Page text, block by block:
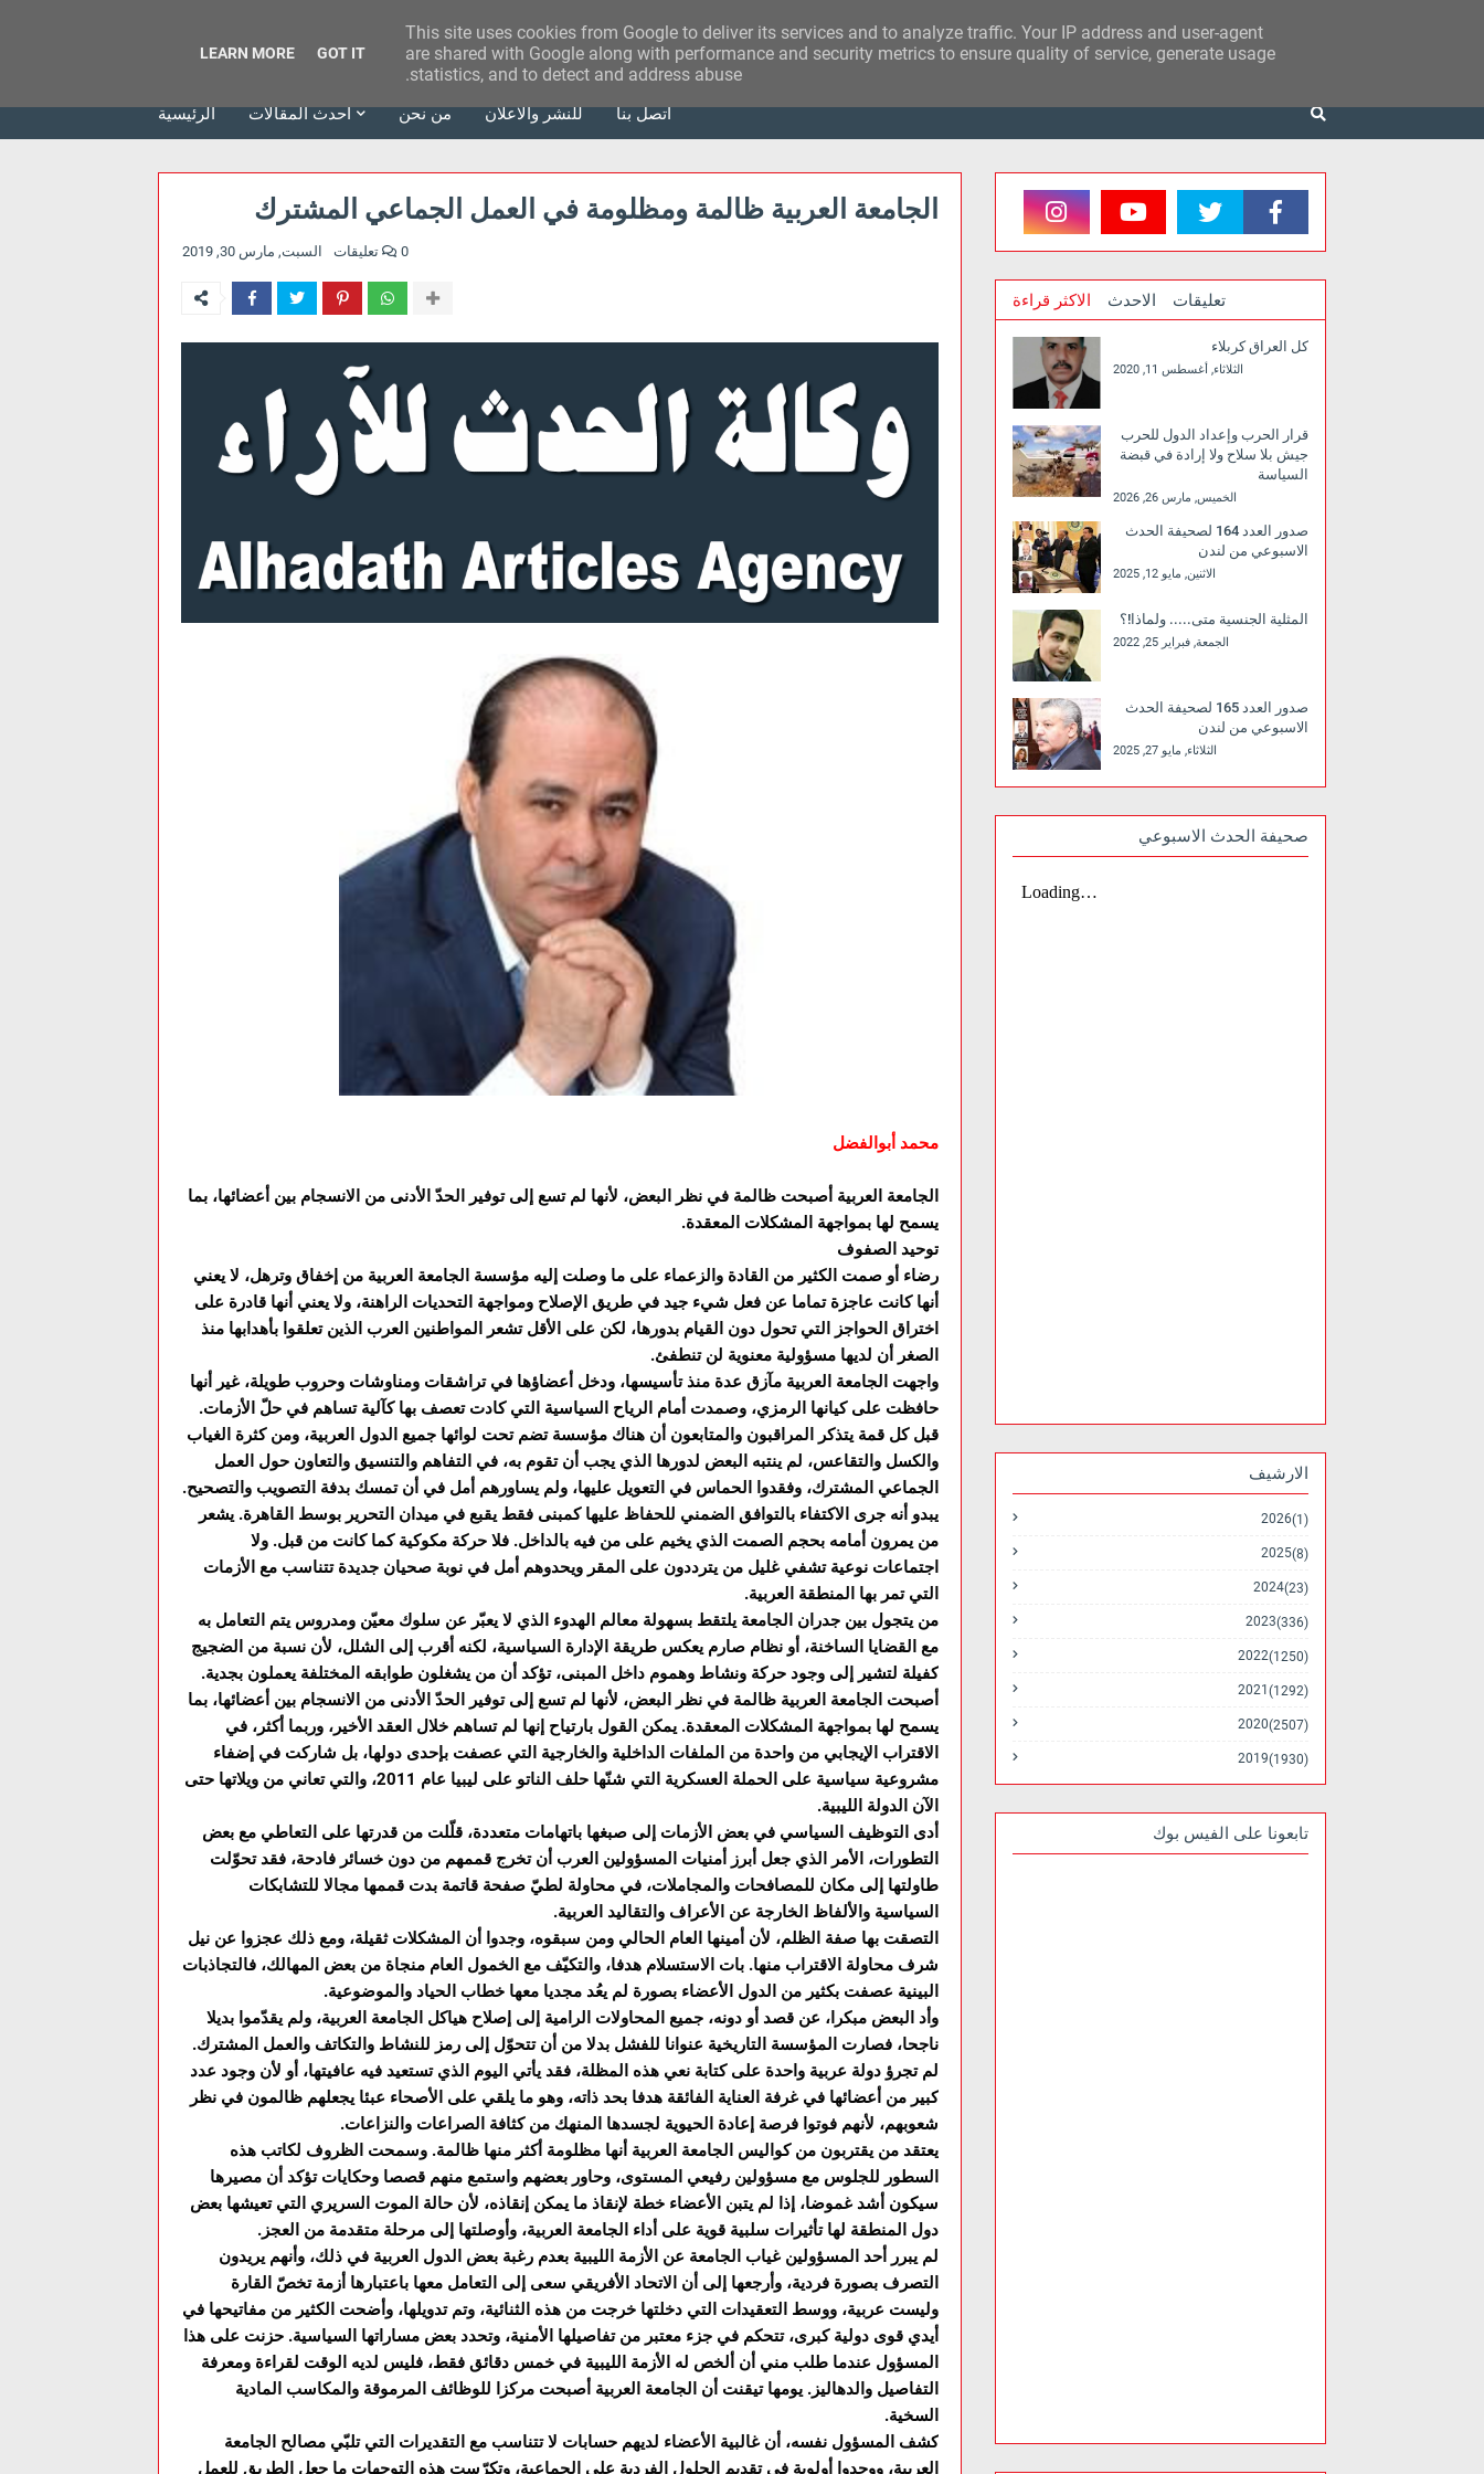
وكالة الحدث للآراء
الرئيسية أحدث المقالات من نحن للنشر والاعلان أتصل بنا
الجامعة العربية ظالمة ومظلومة في العمل الجماعي المشترك
السبت, مارس 30, 2019 0 تعليقات
محمد أبوالفضل
الجامعة العربية أصبحت ظالمة في نظر البعض، لأنها لم تسع إلى توفير الحدّ الأدنى من الانسجام بين أعضائها، بما
يسمح لها بمواجهة المشكلات المعقدة.
توحيد الصفوف
رضاء أو صمت الكثير من القادة والزعماء على ما وصلت إليه مؤسسة الجامعة العربية من إخفاق وترهل، لا يعني
أنها كانت عاجزة تماما عن فعل شيء جيد في طريق الإصلاح ومواجهة التحديات الراهنة، ولا يعني أنها قادرة على
اختراق الحواجز التي تحول دون القيام بدورها، لكن على الأقل تشعر المواطنين العرب الذين تعلقوا بأهدابها منذ
الصغر أن لديها مسؤولية معنوية لن تنطفئ.
واجهت الجامعة العربية مآزق عدة منذ تأسيسها، ودخل أعضاؤها في تراشقات ومناوشات وحروب طويلة، غير أنها
حافظت على كيانها الرمزي، وصمدت أمام الرياح السياسية التي كادت تعصف بها كآلية تساهم في حلّ الأزمات.
قبل كل قمة يتذكر المراقبون والمتابعون أن هناك مؤسسة تضم تحت لوائها جميع الدول العربية، ومن كثرة الغياب
والكسل والتقاعس، لم ينتبه البعض لدورها الذي يجب أن تقوم به، في التفاهم والتنسيق والتعاون حول العمل
الجماعي المشترك، وفقدوا الحماس في التعويل عليها، ولم يساورهم أمل في أن تمسك بدفة التصويب والتصحيح.
يبدو أنه جرى الاكتفاء بالتوافق الضمني للحفاظ عليها كمبنى فقط يقبع في ميدان التحرير بوسط القاهرة. يشعر
من يمرون أمامه بحجم الصمت الذي يخيم على من فيه بالداخل. فلا حركة مكوكية كما كانت من قبل. ولا
اجتماعات نوعية تشفي غليل من يترددون على المقر ويحدوهم أمل في نوبة صحيان جديدة تتناسب مع الأزمات
التي تمر بها المنطقة العربية.
من يتجول بين جدران الجامعة يلتقط بسهولة معالم الهدوء الذي لا يعبّر عن سلوك معيّن ومدروس يتم التعامل به
مع القضايا الساخنة، أو نظام صارم يعكس طريقة الإدارة السياسية، لكنه أقرب إلى الشلل، لأن نسبة من الضجيج
كفيلة لتشير إلى وجود حركة ونشاط وهموم داخل المبنى، تؤكد أن من يشغلون طوابقه المختلفة يعملون بجدية.
أصبحت الجامعة العربية ظالمة في نظر البعض، لأنها لم تسع إلى توفير الحدّ الأدنى من الانسجام بين أعضائها، بما
يسمح لها بمواجهة المشكلات المعقدة. يمكن القول بارتياح إنها لم تساهم خلال العقد الأخير، وربما أكثر، في
الاقتراب الإيجابي من واحدة من الملفات الداخلية والخارجية التي عصفت بإحدى دولها، بل شاركت في إضفاء
مشروعية سياسية على الحملة العسكرية التي شنّها حلف الناتو على ليبيا عام 2011، والتي تعاني من ويلاتها حتى
الآن الدولة الليبية.
أدى التوظيف السياسي في بعض الأزمات إلى صبغها باتهامات متعددة، قلّلت من قدرتها على التعاطي مع بعض
التطورات، الأمر الذي جعل أبرز أمنيات المسؤولين العرب أن تخرج قممهم من دون خسائر فادحة، فقد تحوّلت
طاولتها إلى مكان للمصافحات والمجاملات، في محاولة لطيّ صفحة قاتمة بدت قممها مجالا للتشابكات
السياسية والألفاظ الخارجة عن الأعراف والتقاليد العربية.
التصقت بها صفة الظلم، لأن أمينها العام الحالي ومن سبقوه، وجدوا أن المشكلات ثقيلة، ومع ذلك عجزوا عن نيل
شرف محاولة الاقتراب منها. بات الاستسلام هدفا، والتكيّف مع الخمول العام منجاة من بعض المهالك، فالتجاذبات
البينية عصفت بكثير من الدول الأعضاء بصورة لم يعُد مجديا معها خطاب الحياد والموضوعية.
وأد البعض مبكرا، عن قصد أو دونه، جميع المحاولات الرامية إلى إصلاح هياكل الجامعة العربية، ولم يقدّموا بديلا
ناجحا، فصارت المؤسسة التاريخية عنوانا للفشل بدلا من أن تتحوّل إلى رمز للنشاط والتكاتف والعمل المشترك.
لم تجرؤ دولة عربية واحدة على كتابة نعي هذه المظلة، فقد يأتي اليوم الذي تستعيد فيه عافيتها، أو لأن وجود عدد
كبير من أعضائها في غرفة العناية الفائقة هدفا بحد ذاته، وهو ما يلقي على الأصحاء عبئا يجعلهم ظالمون في نظر
شعوبهم، لأنهم فوتوا فرصة إعادة الحيوية لجسدها المنهك من كثافة الصراعات والنزاعات.
يعتقد من يقتربون من كواليس الجامعة العربية أنها مظلومة أكثر منها ظالمة. وسمحت الظروف لكاتب هذه
السطور للجلوس مع مسؤولين رفيعي المستوى، وحاور بعضهم واستمع منهم قصصا وحكايات تؤكد أن مصيرها
سيكون أشد غموضا، إذا لم يتبن الأعضاء خطة لإنقاذ ما يمكن إنقاذه، لأن حالة الموت السريري التي تعيشها بعض
دول المنطقة لها تأثيرات سلبية قوية على أداء الجامعة العربية، وأوصلتها إلى مرحلة متقدمة من العجز.
لم يبرر أحد المسؤولين غياب الجامعة عن الأزمة الليبية بعدم رغبة بعض الدول العربية في ذلك، وأنهم يريدون
التصرف بصورة فردية، وأرجعها إلى أن الاتحاد الأفريقي سعى إلى التعامل معها باعتبارها أزمة تخصّ القارة
وليست عربية، ووسط التعقيدات التي دخلتها خرجت من هذه الثنائية، وتم تدويلها، وأضحت الكثير من مفاتيحها في
أيدي قوى دولية كبرى، تتحكم في جزء معتبر من تفاصيلها الأمنية، وتحدد بعض مساراتها السياسية. حزنت على هذا
المسؤول عندما طلب مني أن ألخص له الأزمة الليبية في خمس دقائق فقط، فليس لديه الوقت لقراءة ومعرفة
التفاصيل والدهاليز. يومها تيقنت أن الجامعة العربية أصبحت مركزا للوظائف المرموقة والمكاسب المادية
السخية.
كشف المسؤول نفسه، أن غالبية الأعضاء لديهم حسابات لا تتناسب مع التقديرات التي تلبّي مصالح الجامعة
العربية، ووجدوا أولوية في تقديم الحلول الفردية على الجماعية، وتكرّست هذه التوجهات ما جعل الطريق للعمل
الاكثر قراءة الاحدث تعليقات
كل العراق كربلاء
الثلاثاء, أغسطس 11, 2020
قرار الحرب وإعداد الدول للحرب
جيش بلا سلاح ولا إرادة في قبضة
السياسة
الخميس, مارس 26, 2026
صدور العدد 164 لصحيفة الحدث
الاسبوعي من لندن
الاثنين, مايو 12, 2025
المثلية الجنسية متى..... ولماذا!؟
الجمعة, فبراير 25, 2022
صدور العدد 165 لصحيفة الحدث
الاسبوعي من لندن
الثلاثاء, مايو 27, 2025
صحيفة الحدث الاسبوعي
الارشيف
2026 (1)
2025 (8)
2024 (23)
2023 (336)
2022 (1250)
2021 (1292)
2020 (2507)
2019 (1930)
تابعونا على الفيس بوك
This site uses cookies from Google to deliver its services and to analyze traffic. Your IP address and user-agent
are shared with Google along with performance and security metrics to ensure quality of service, generate usage
statistics, and to detect and address abuse.
LEARN MORE GOT IT